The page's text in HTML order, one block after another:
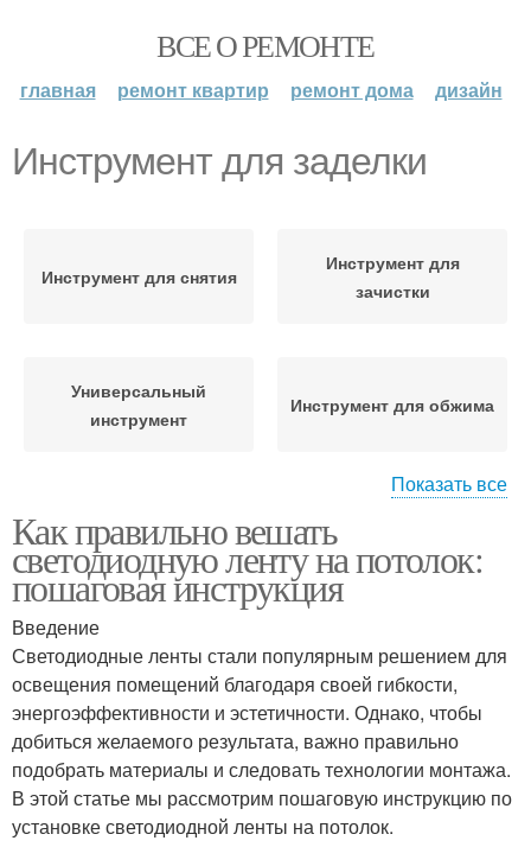
ВСЕ О РЕМОНТЕ
главная ремонт квартир ремонт дома дизайн
Инструмент для заделки
Инструмент для снятия
Инструмент для
зачистки
Универсальный
инструмент
Инструмент для обжима
зачистки
Показать все
Как правильно вешать
светодиодную ленту на потолок:
пошаговая инструкция
Введение
Светодиодные ленты стали популярным решением для
освещения помещений благодаря своей гибкости,
энергоэффективности и эстетичности. Однако, чтобы
добиться желаемого результата, важно правильно
подобрать материалы и следовать технологии монтажа.
В этой статье мы рассмотрим пошаговую инструкцию по
установке светодиодной ленты на потолок.